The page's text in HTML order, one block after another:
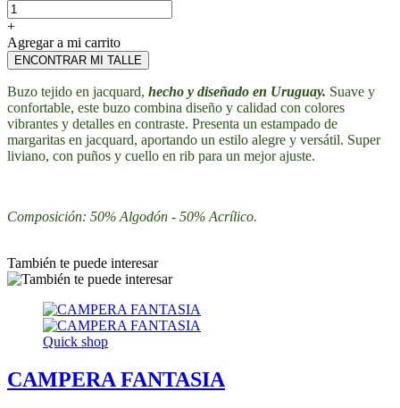
+
Agregar a mi carrito
ENCONTRAR MI TALLE
Buzo tejido en jacquard, hecho y diseñado en Uruguay. Suave y
confortable, este buzo combina diseño y calidad con colores
vibrantes y detalles en contraste. Presenta un estampado de
margaritas en jacquard, aportando un estilo alegre y versátil. Super
liviano, con puños y cuello en rib para un mejor ajuste.
Composición: 50% Algodón - 50% Acrílico.
También te puede interesar
Quick shop
CAMPERA FANTASIA